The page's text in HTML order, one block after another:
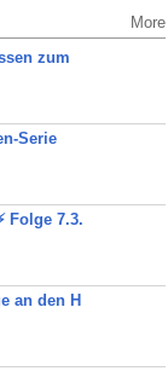
More
zum
Serie
Folge 7.3.
an den H